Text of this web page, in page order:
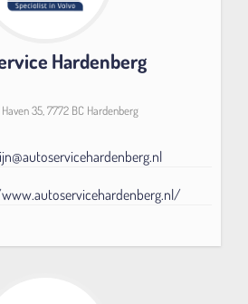
Hardenberg
35, 7772 BC Hardenberg